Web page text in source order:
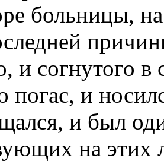
больницы,
и согнутого
погас, и
и был
на этих